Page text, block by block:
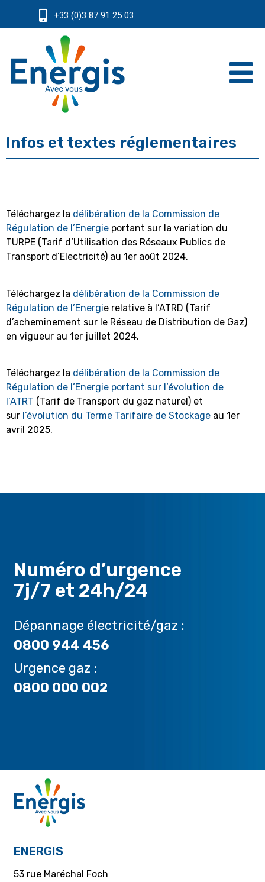
+33 (0)3 87 91 25 03
Infos et textes réglementaires
Téléchargez la délibération de la Commission de
Régulation de l’Energie portant sur la variation du
TURPE (Tarif d’Utilisation des Réseaux Publics de
Transport d’Electricité) au 1er août 2024.
Téléchargez la délibération de la Commission de
Régulation de l’Energie relative à l’ATRD (Tarif
d’acheminement sur le Réseau de Distribution de Gaz)
en vigueur au 1er juillet 2024.
Téléchargez la délibération de la Commission de
Régulation de l’Energie portant sur l’évolution de
l’ATRT (Tarif de Transport du gaz naturel) et
sur l’évolution du Terme Tarifaire de Stockage au 1er
avril 2025.
Numéro d’urgence
7j/7 et 24h/24
Dépannage électricité/gaz :
0800 944 456
Urgence gaz :
0800 000 002
ENERGIS
53 rue Maréchal Foch